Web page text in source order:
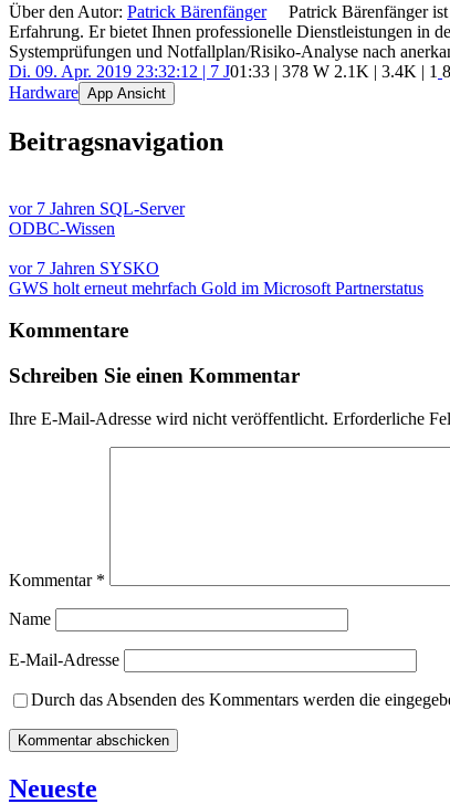
Über den Autor: Patrick Bärenfänger
Patrick Bärenfänger
Erfahrung. Er bietet Ihnen professionelle Dienstleistungen in
Systemprüfungen und Notfallplan/Risiko-Analyse nach
Di. 09. Apr. 2019 23:32:12 | 7 J01:33 | 378 W 2.1K | 3.4K | 1
Hardware App Ansicht
Beitragsnavigation
vor 7 Jahren SQL-Server
ODBC-Wissen
vor 7 Jahren SYSKO
GWS holt erneut mehrfach Gold im Microsoft Partnerstatus
Kommentare
Schreiben Sie einen Kommentar
Ihre E-Mail-Adresse wird nicht veröffentlicht. Erforderliche
Kommentar *
Name
E-Mail-Adresse
Durch das Absenden des Kommentars werden die
Neueste